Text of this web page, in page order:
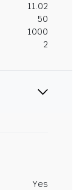
11.02
50
1000
2
Yes